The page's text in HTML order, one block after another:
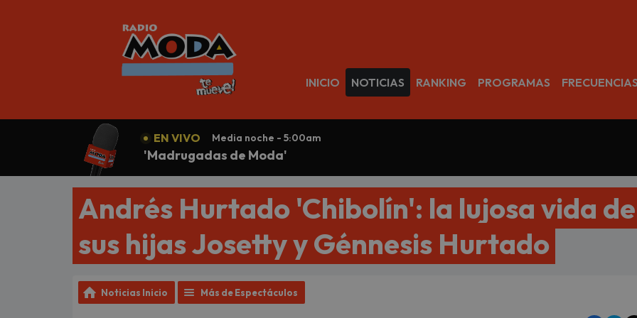
INICIO NOTICIAS RANKING PROGRAMAS FRECUENCIAS
EN VIVO Media noche - 5:00am
'Madrugadas de Moda'
Andrés Hurtado 'Chibolín': la lujosa vida de
sus hijas Josetty y Génnesis Hurtado
Noticias Inicio Más de Espectáculos